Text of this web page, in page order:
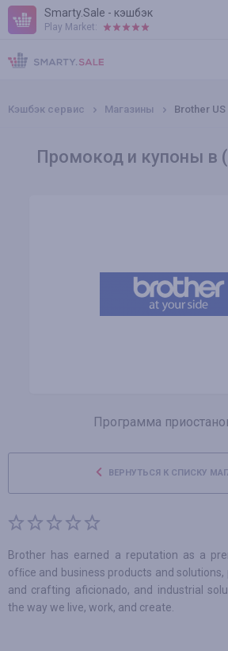
Smarty.Sale - кэшбэк
Play Market:
ПРАВИЛА
ПЛАГИНЫ
Кэшбэк сервис Магазины Brother US
Промокод и купоны в
Программа
ВЕРНУТЬСЯ К СПИСКУ
Brother has earned a reputation as a
ofﬁce and business products and
and crafting aficionado, and industrial
the way we live, work, and create.